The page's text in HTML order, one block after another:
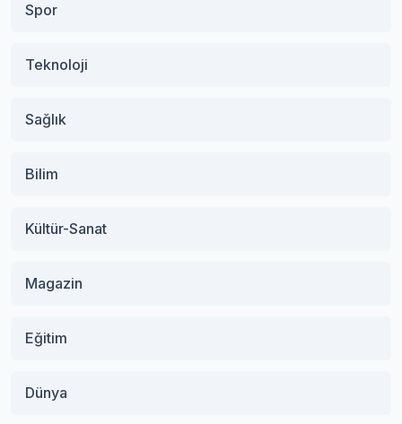
Spor
Teknoloji
Sağlık
Bilim
Kültür-Sanat
Magazin
Eğitim
Dünya